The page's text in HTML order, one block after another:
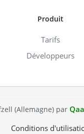
Produit
Tarifs
Développeurs
(Allemagne) par
Conditions